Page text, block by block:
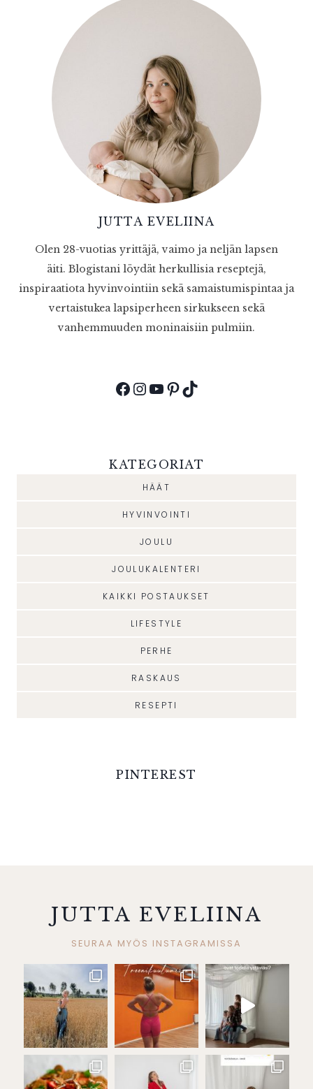
JUTTA EVELIINA
Olen 28-vuotias yrittäjä, vaimo ja neljän lapsen
äiti. Blogistani löydät herkullisia reseptejä,
inspiraatiota hyvinvointiin sekä samaistumispintaa ja
vertaistukea lapsiperheen sirkukseen sekä
vanhemmuuden moninaisiin pulmiin.
Facebook
Instagram
YouTube
Pinterest
TikTok
KATEGORIAT
HÄÄT
HYVINVOINTI
JOULU
JOULUKALENTERI
KAIKKI POSTAUKSET
LIFESTYLE
PERHE
RASKAUS
RESEPTI
PINTEREST
JUTTA EVELIINA
SEURAA MYÖS INSTAGRAMISSA